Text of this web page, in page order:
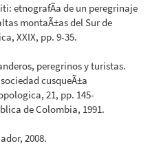
etnografÃ­a de un peregrinaje
montaÃ±as del Sur de
XXIX, pp. 9-35.
peregrinos y turistas.
cusqueÃ±a
21, pp. 145-
de Colombia, 1991.
2008.